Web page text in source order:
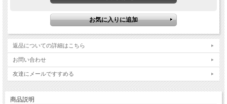
返品についての詳細はこちら
お問い合わせ
友達にメールですすめる
商品説明